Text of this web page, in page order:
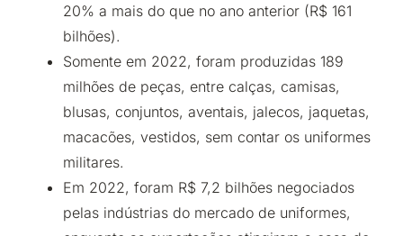
20% a mais do que no ano anterior (R$ 161
bilhões).
Somente em 2022, foram produzidas 189
milhões de peças, entre calças, camisas,
blusas, conjuntos, aventais, jalecos, jaquetas,
macacões, vestidos, sem contar os uniformes
militares.
Em 2022, foram R$ 7,2 bilhões negociados
pelas indústrias do mercado de uniformes,